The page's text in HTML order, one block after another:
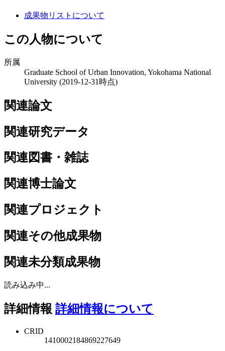
成果物リストについて
この人物について
所属
Graduate School of Urban Innovation, Yokohama National
University (2019-12-31時点)
関連論文
関連研究データ
関連図書・雑誌
関連博士論文
関連プロジェクト
関連その他成果物
関連未分類成果物
読み込み中...
詳細情報 詳細情報について
CRID
1410002184869227649